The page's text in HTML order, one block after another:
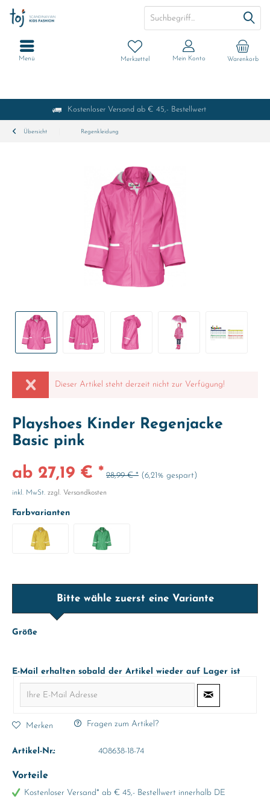
Kostenloser Versand ab € 45,- Bestellwert
Warenkorb
Merkzettel Mein Konto
Menü
Übersicht Regenkleidung
Dieser Artikel steht derzeit nicht zur Verfügung!
Playshoes Kinder Regenjacke
Basic pink
ab 27,19 € * 28,99 € * (6,21% gespart)
inkl. MwSt. zzgl. Versandkosten
Farbvarianten
Bitte wähle zuerst eine Variante
Größe
E-Mail erhalten sobald der Artikel wieder auf Lager ist
Merken Fragen zum Artikel?
Artikel-Nr.: 408638-18-74
Vorteile
Kostenloser Versand* ab € 45,- Bestellwert innerhalb DE